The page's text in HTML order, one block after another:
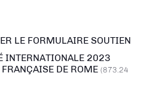
LE FORMULAIRE SOUTIEN
INTERNATIONALE 2023
FRANÇAISE DE ROME (873.24